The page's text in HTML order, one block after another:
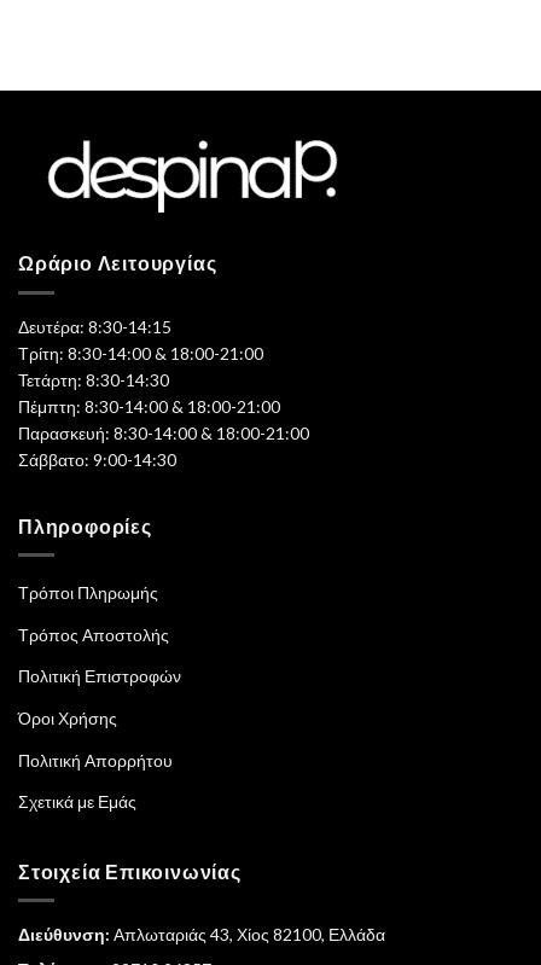
Ωράριο Λειτουργίας
Δευτέρα: 8:30-14:15
Τρίτη: 8:30-14:00 & 18:00-21:00
Τετάρτη: 8:30-14:30
Πέμπτη: 8:30-14:00 & 18:00-21:00
Παρασκευή: 8:30-14:00 & 18:00-21:00
Σάββατο: 9:00-14:30
Πληροφορίες
Τρόποι Πληρωμής
Τρόπος Αποστολής
Πολιτική Επιστροφών
Όροι Χρήσης
Πολιτική Απορρήτου
Σχετικά με Εμάς
Στοιχεία Επικοινωνίας
Διεύθυνση: Απλωταριάς 43, Χίος 82100, Ελλάδα